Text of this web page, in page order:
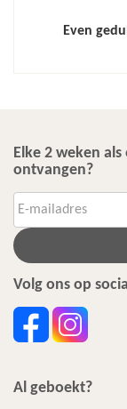
Even
Elke 2 weken
ontvangen?
Volg ons op
Al geboekt?